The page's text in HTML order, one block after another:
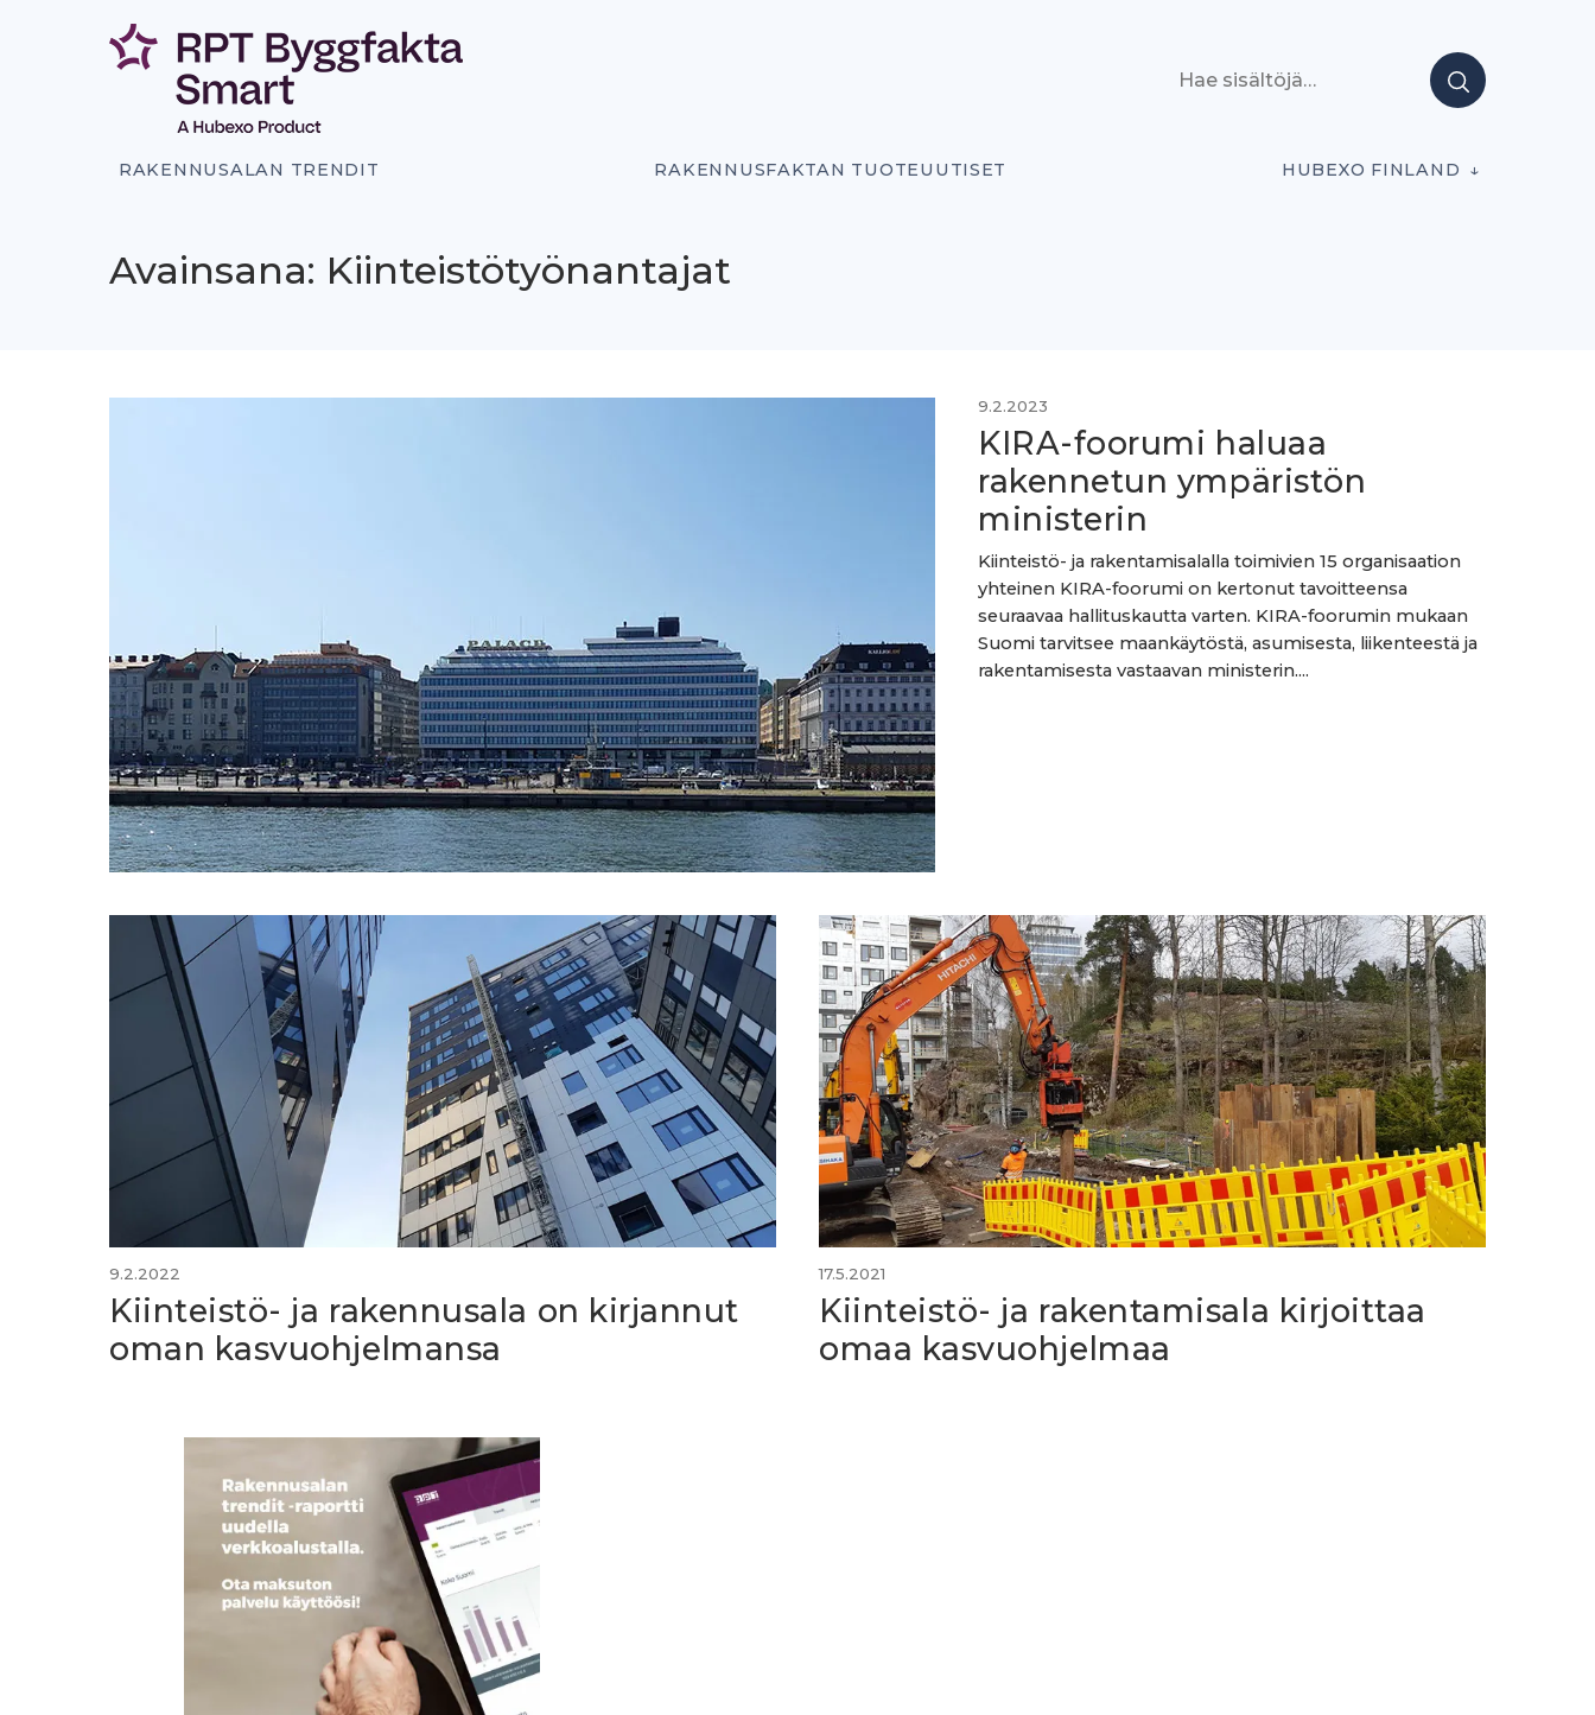
RAKENNUSALAN TRENDIT RAKENNUSFAKTAN TUOTEUUTISET HUBEXO FINLAND
Avainsana: Kiinteistötyönantajat
9.2.2023
KIRA-foorumi haluaa
rakennetun ympäristön
ministerin
Kiinteistö- ja rakentamisalalla toimivien 15 organisaation
yhteinen KIRA-foorumi on kertonut tavoitteensa
seuraavaa hallituskautta varten. KIRA-foorumin mukaan
Suomi tarvitsee maankäytöstä, asumisesta, liikenteestä ja
rakentamisesta vastaavan ministerin....
9.2.2022
Kiinteistö- ja rakennusala on kirjannut
oman kasvuohjelmansa
17.5.2021
Kiinteistö- ja rakentamisala kirjoittaa
omaa kasvuohjelmaa